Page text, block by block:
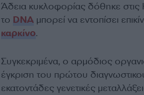
Άδεια κυκλοφορίας δόθηκε
το DNAμπορεί να εντοπίσει
καρκίνο.
Συγκεκριμένα, ο αρμόδιος
έγκριση του πρώτου
εκατοντάδες γενετικές